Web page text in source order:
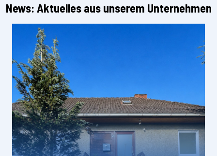
News: Aktuelles aus unserem Unternehmen